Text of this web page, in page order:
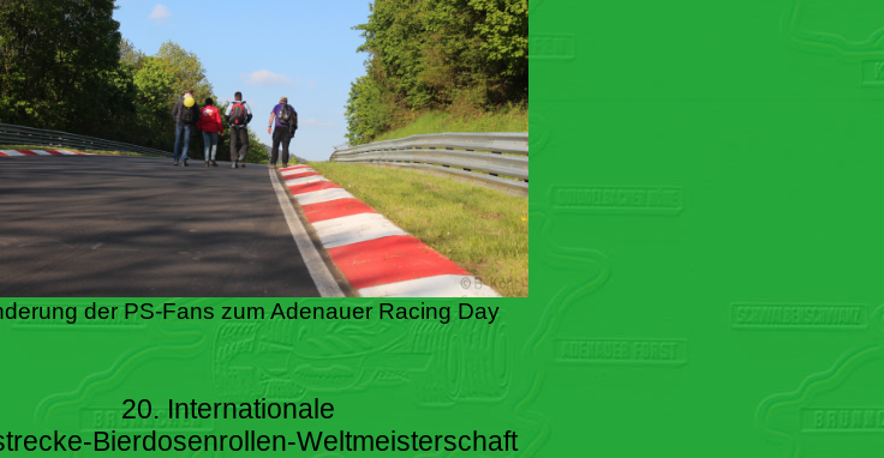
der PS-Fans zum Adenauer Racing Day
20. Internationale
Bierdosenrollen-Weltmeisterschaft